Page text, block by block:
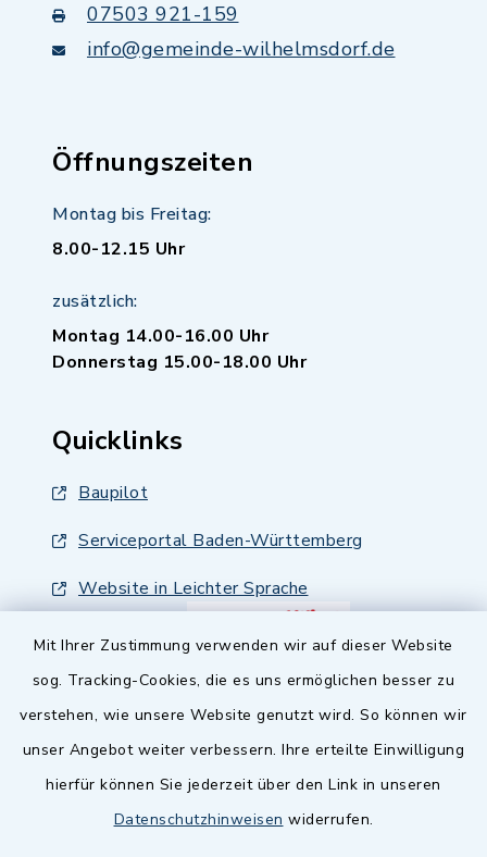
Mit Ihrer Zustimmung verwenden wir auf dieser Website
sog. Tracking-Cookies, die es uns ermöglichen besser zu
verstehen, wie unsere Website genutzt wird. So können wir
unser Angebot weiter verbessern. Ihre erteilte Einwilligung
hierfür können Sie jederzeit über den Link in unseren
Datenschutzhinweisen widerrufen.
07503 921-159
info@gemeinde-wilhelmsdorf.de
Öffnungszeiten
Montag bis Freitag:
8.00-12.15 Uhr
zusätzlich:
Montag 14.00-16.00 Uhr
Donnerstag 15.00-18.00 Uhr
Quicklinks
Baupilot
Serviceportal Baden-Württemberg
Website in Leichter Sprache